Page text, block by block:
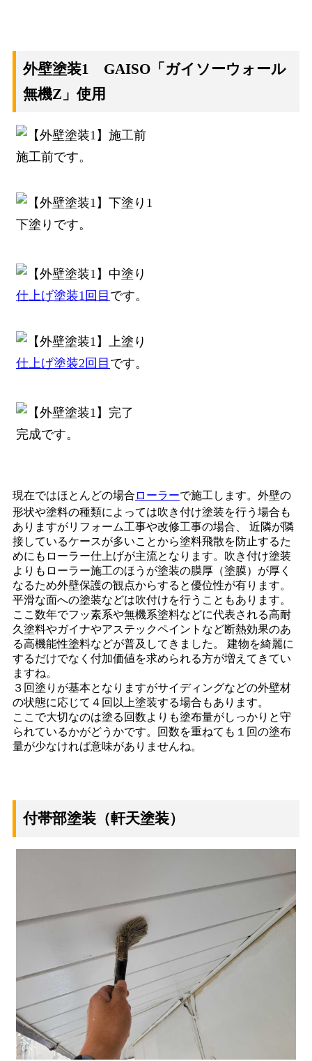
外壁塗装1 GAISO「ガイソーウォール
無機Z」使用
施工前です。
下塗りです。
仕上げ塗装1回目 です。
仕上げ塗装2回目 です。
完成です。
現在ではほとんどの場合 ローラーで施工します。外壁の
形状や塗料の種類によっては吹き付け塗装を行う場合も
ありますがリフォーム工事や改修工事の場合、 近隣が隣
接しているケースが多いことから塗料飛散を防止するた
めにもローラー仕上げが主流となります。吹き付け塗装
よりもローラー施工のほうが塗装の膜厚（塗膜）が厚く
なるため外壁保護の観点からすると優位性が有ります。
平滑な面への塗装などは吹付けを行うこともあります。
ここ数年でフッ素系や無機系塗料などに代表される高耐
久塗料やガイナやアステックペイントなど断熱効果のあ
る高機能性塗料などが普及してきました。 建物を綺麗に
するだけでなく付加価値を求められる方が増えてきてい
ますね。
３回塗りが基本となりますがサイディングなどの外壁材
の状態に応じて４回以上塗装する場合もあります。
ここで大切なのは塗る回数よりも塗布量がしっかりと守
られているかがどうかです。回数を重ねても１回の塗布
量が少なければ意味がありませんね。
付帯部塗装（軒天塗装）